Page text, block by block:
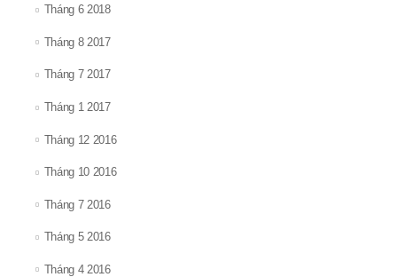
Tháng 6 2018
Tháng 8 2017
Tháng 7 2017
Tháng 1 2017
Tháng 12 2016
Tháng 10 2016
Tháng 7 2016
Tháng 5 2016
Tháng 4 2016